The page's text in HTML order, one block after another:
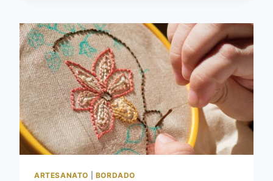
A
BORDAR
DO
ZERO
ARTESANATO BORDADO